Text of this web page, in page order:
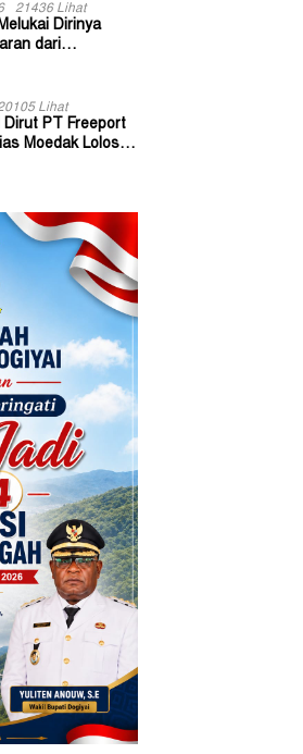
21436 Lihat
Dirinya
dari
Lihat
Dirut PT Freeport
Moedak Lolos